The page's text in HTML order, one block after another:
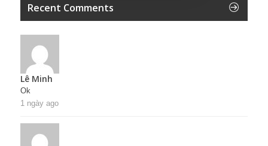
Recent Comments
Lê Minh
Ok
1 ngày ago